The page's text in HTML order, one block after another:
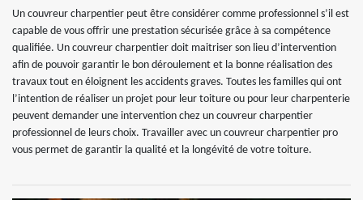
Un couvreur charpentier peut être considérer comme professionnel s’il est
capable de vous offrir une prestation sécurisée grâce à sa compétence
qualifiée. Un couvreur charpentier doit maitriser son lieu d’intervention
afin de pouvoir garantir le bon déroulement et la bonne réalisation des
travaux tout en éloignent les accidents graves. Toutes les familles qui ont
l’intention de réaliser un projet pour leur toiture ou pour leur charpenterie
peuvent demander une intervention chez un couvreur charpentier
professionnel de leurs choix. Travailler avec un couvreur charpentier pro
vous permet de garantir la qualité et la longévité de votre toiture.